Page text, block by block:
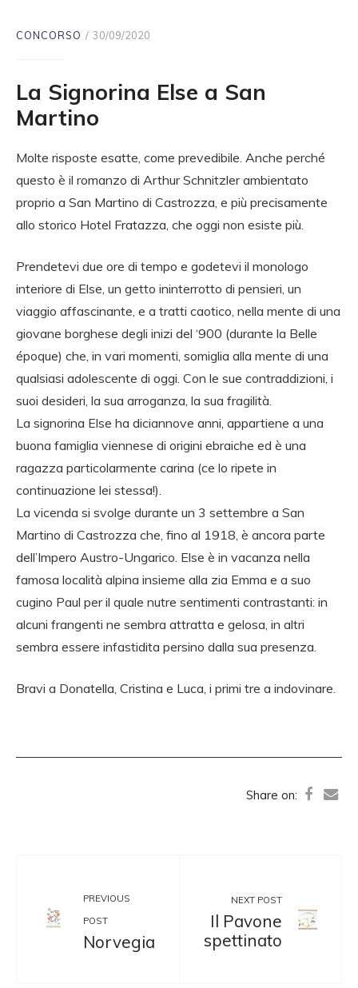
CONCORSO 30/09/2020
La Signorina Else a San
Martino
Molte risposte esatte, come prevedibile. Anche perché
questo è il romanzo di Arthur Schnitzler ambientato
proprio a San Martino di Castrozza, e più precisamente
allo storico Hotel Fratazza, che oggi non esiste più.
Prendetevi due ore di tempo e godetevi il monologo
interiore di Else, un getto ininterrotto di pensieri, un
viaggio affascinante, e a tratti caotico, nella mente di una
giovane borghese degli inizi del ‘900 (durante la Belle
époque) che, in vari momenti, somiglia alla mente di una
qualsiasi adolescente di oggi. Con le sue contraddizioni, i
suoi desideri, la sua arroganza, la sua fragilità.
La signorina Else ha diciannove anni, appartiene a una
buona famiglia viennese di origini ebraiche ed è una
ragazza particolarmente carina (ce lo ripete in
continuazione lei stessa!).
La vicenda si svolge durante un 3 settembre a San
Martino di Castrozza che, fino al 1918, è ancora parte
dell’Impero Austro-Ungarico. Else è in vacanza nella
famosa località alpina insieme alla zia Emma e a suo
cugino Paul per il quale nutre sentimenti contrastanti: in
alcuni frangenti ne sembra attratta e gelosa, in altri
sembra essere infastidita persino dalla sua presenza.
Bravi a Donatella, Cristina e Luca, i primi tre a indovinare.
Share on:
PREVIOUS
POST
Norvegia
NEXT POST
Il Pavone
spettinato